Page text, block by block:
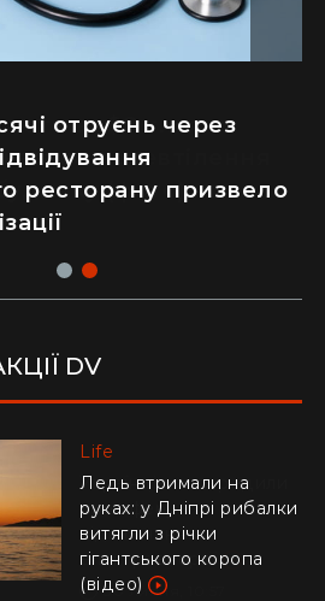
хати за $8 тисяч:
перевтілення
(фото)
отруєнь через
ресторану призвело
DV
Life
Українців попередили
про аферу з
відключенням
електроенергії
30 липня, 10:57
Life
Ледь втримали на
руках: у Дніпрі рибалки
витягли з річки
гігантського коропа
(відео)